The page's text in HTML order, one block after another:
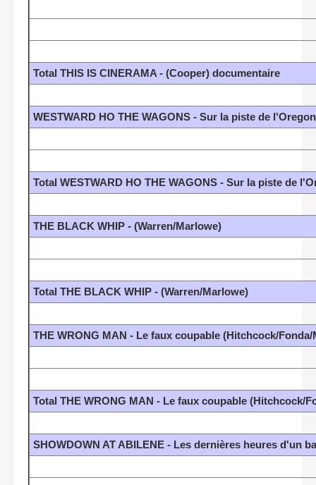
Total THIS IS CINERAMA - (Cooper) documentaire
WESTWARD HO THE WAGONS - Sur la piste de
Total WESTWARD HO THE WAGONS - Sur la piste de
THE BLACK WHIP - (Warren/Marlowe)
Total THE BLACK WHIP - (Warren/Marlowe)
THE WRONG MAN - Le faux coupable (Hitchcock/Fonda/
Total THE WRONG MAN - Le faux coupable (Hitchcock/
SHOWDOWN AT ABILENE - Les dernières heures d'un